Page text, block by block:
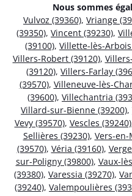
Nous sommes
Vulvoz (39360), Vriange
(39350), Vincent (39230),
(39100), Villette-lès-
Villers-Robert (39120),
(39120), Villers-Farlay
(39570), Villeneuve-lès-
(39600), Villechantria
Villard-sur-Bienne (39200),
Vevy (39570), Vescles (39240)
Sellières (39230), Vers-en-
(39570), Véria (39160),
sur-Poligny (39800), Vaux-
(39380), Varessia (39270),
(39240), Valempoulières